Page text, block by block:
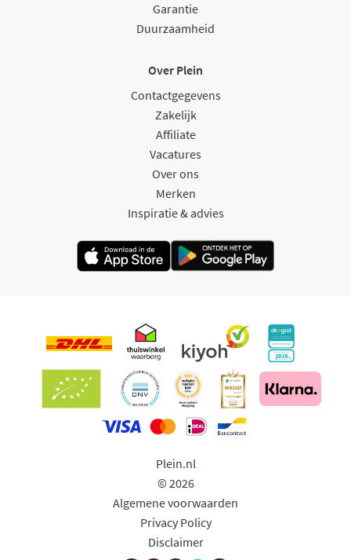
Garantie
Duurzaamheid
Over Plein
Contactgegevens
Zakelijk
Affiliate
Vacatures
Over ons
Merken
Inspiratie & advies
Plein.nl
© 2026
Algemene voorwaarden
Privacy Policy
Disclaimer